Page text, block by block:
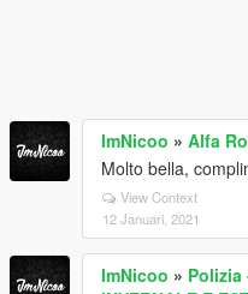
ImNicoo » Alfa
Molto bella,
View Context
12 Januari, 2021
ImNicoo » Polizia